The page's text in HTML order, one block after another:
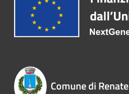
Comune di Renate